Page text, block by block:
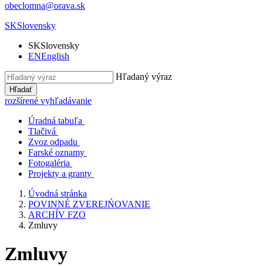
obeclomna@orava.sk
SKSlovensky
SKSlovensky
ENEnglish
Hľadaný výraz
Hľadať
rozšírené vyhľadávanie
Úradná tabuľa
Tlačivá
Zvoz odpadu
Farské oznamy
Fotogaléria
Projekty a granty
Úvodná stránka
POVINNÉ ZVEREJŃOVANIE
ARCHÍV FZO
Zmluvy
Zmluvy